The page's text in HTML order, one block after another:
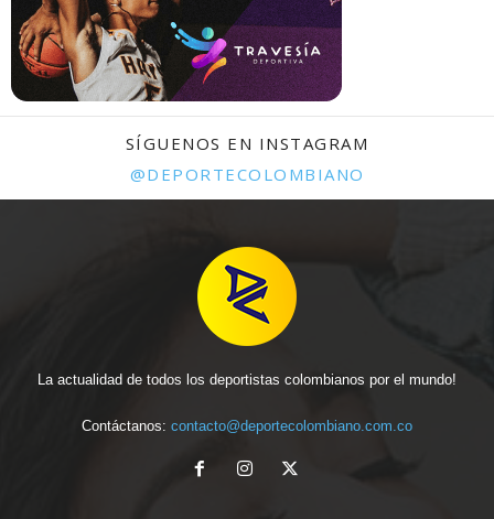
SÍGUENOS EN INSTAGRAM
@DEPORTECOLOMBIANO
La actualidad de todos los deportistas colombianos por el mundo!
Contáctanos: contacto@deportecolombiano.com.co